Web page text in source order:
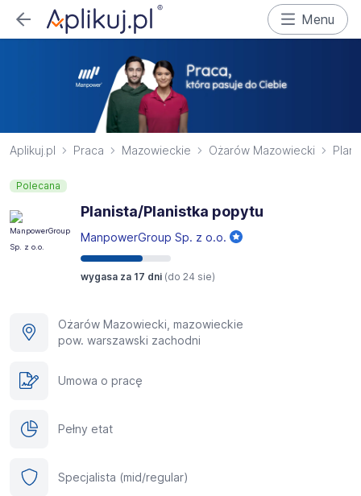
Menu
Aplikuj.pl Praca Mazowieckie Ożarów Mazowiecki
Polecana
Planista/Planistka popytu
ManpowerGroup Sp. z o.o.
wygasa za 17 dni (do 24 sie)
Ożarów Mazowiecki, mazowieckie
pow. warszawski zachodni
Umowa o pracę
Pełny etat
Specjalista (mid/regular)